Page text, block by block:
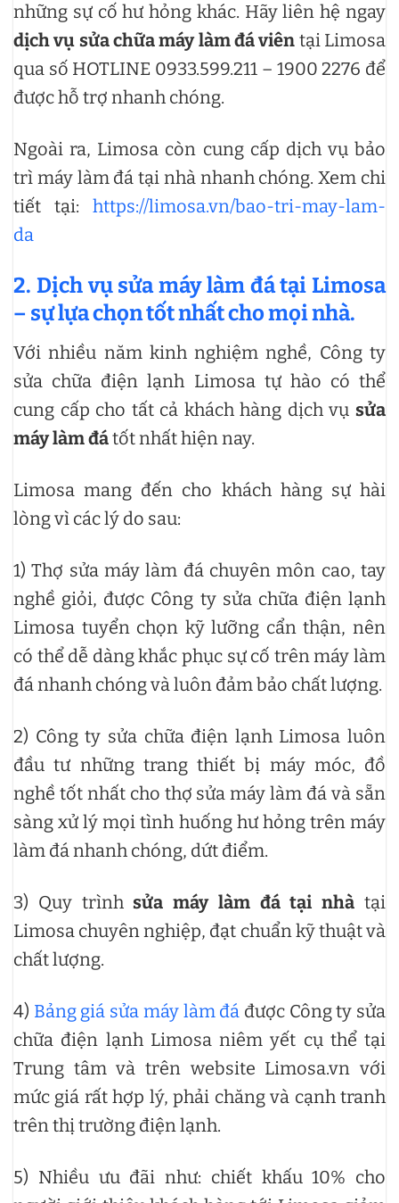
những sự cố hư hỏng khác. Hãy liên hệ ngay
dịch vụ sửa chữa máy làm đá viên tại Limosa
qua số HOTLINE 0933.599.211 – 1900 2276 để
được hỗ trợ nhanh chóng.
Ngoài ra, Limosa còn cung cấp dịch vụ bảo
trì máy làm đá tại nhà nhanh chóng. Xem chi
tiết tại: https://limosa.vn/bao-tri-may-lam-
da
2. Dịch vụ sửa máy làm đá tại Limosa
– sự lựa chọn tốt nhất cho mọi nhà.
Với nhiều năm kinh nghiệm nghề, Công ty
sửa chữa điện lạnh Limosa tự hào có thể
cung cấp cho tất cả khách hàng dịch vụ sửa
máy làm đátốt nhất hiện nay.
Limosa mang đến cho khách hàng sự hài
lòng vì các lý do sau:
1) Thợ sửa máy làm đá chuyên môn cao, tay
nghề giỏi, được Công ty sửa chữa điện lạnh
Limosa tuyển chọn kỹ lưỡng cẩn thận, nên
có thể dễ dàng khắc phục sự cố trên máy làm
đá nhanh chóng và luôn đảm bảo chất lượng.
2) Công ty sửa chữa điện lạnh Limosa luôn
đầu tư những trang thiết bị máy móc, đồ
nghề tốt nhất cho thợ sửa máy làm đá và sẵn
sàng xử lý mọi tình huống hư hỏng trên máy
làm đá nhanh chóng, dứt điểm.
3) Quy trìnhsửa máy làm đá tại nhà tại
Limosa chuyên nghiệp, đạt chuẩn kỹ thuật và
chất lượng.
4) Bảng giá sửa máy làm đá được Công ty sửa
chữa điện lạnh Limosa niêm yết cụ thể tại
Trung tâm và trên website Limosa.vn với
mức giá rất hợp lý, phải chăng và cạnh tranh
trên thị trường điện lạnh.
5) Nhiều ưu đãi như: chiết khấu 10% cho